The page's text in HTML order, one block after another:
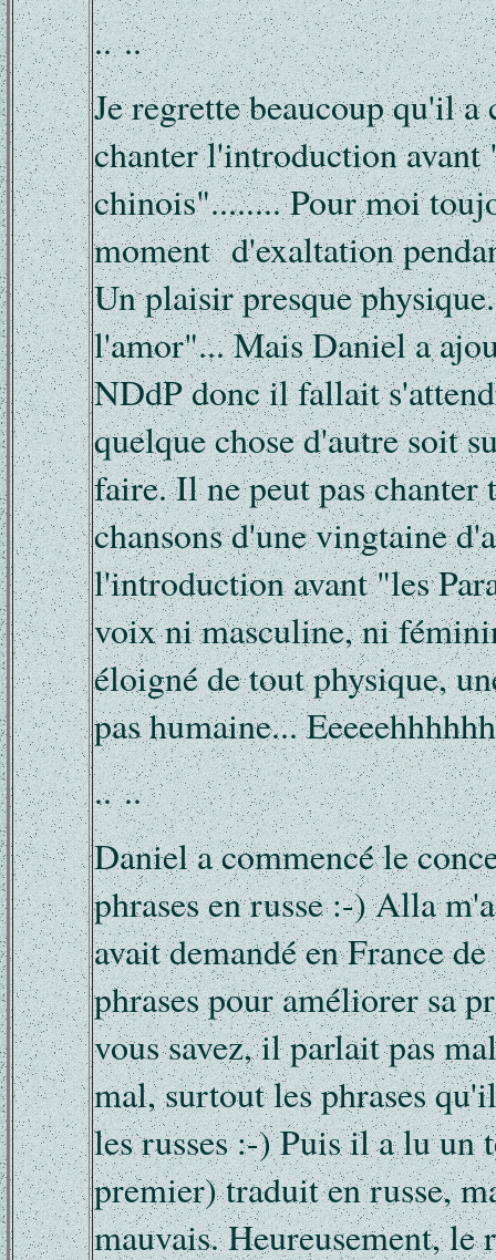
.. ..
Je regrette beaucoup qu'il a
chanter l'introduction avant
chinois"........ Pour moi
moment d'exaltation
Un plaisir presque
l'amor"... Mais Daniel a
NDdP donc il fallait
quelque chose d'autre soit
faire. Il ne peut pas chanter
chansons d'une vingtaine
l'introduction avant "les
voix ni masculine, ni
éloigné de tout physique,
pas humaine...
.. ..
Daniel a commencé le
phrases en russe :-) Alla
avait demandé en France
phrases pour améliorer sa
vous savez, il parlait pas
mal, surtout les phrases
les russes :-) Puis il a lu un
premier) traduit en russe,
mauvais. Heureusement, le